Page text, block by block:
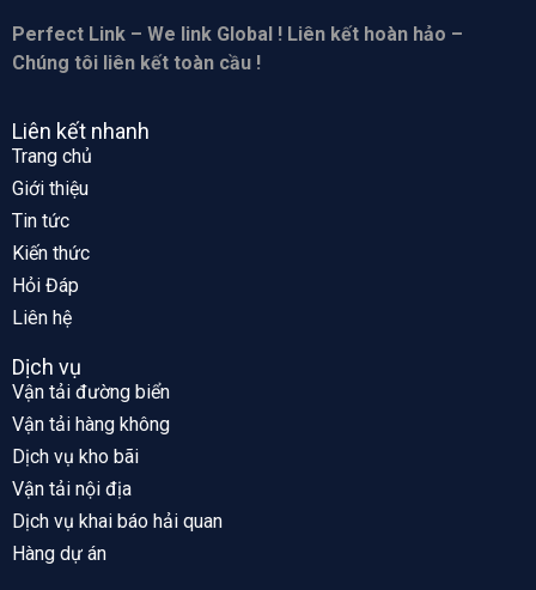
Perfect Link – We link Global ! Liên kết hoàn hảo –
Chúng tôi liên kết toàn cầu !
Liên kết nhanh
Trang chủ
Giới thiệu
Tin tức
Kiến thức
Hỏi Đáp
Liên hệ
Dịch vụ
Vận tải đường biển
Vận tải hàng không
Dịch vụ kho bãi
Vận tải nội địa
Dịch vụ khai báo hải quan
Hàng dự án